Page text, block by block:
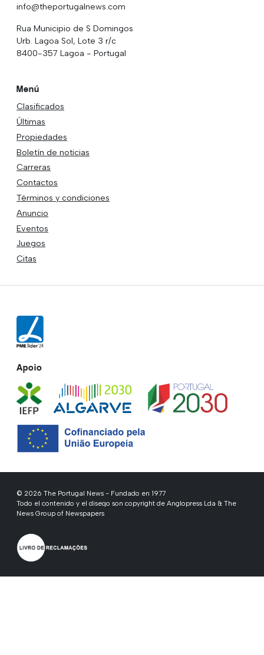
info@theportugalnews.com
Rua Municipio de S Domingos
Urb. Lagoa Sol, Lote 3 r/c
8400-357 Lagoa - Portugal
Menú
Clasificados
Últimas
Propiedades
Boletín de noticias
Carreras
Contactos
Términos y condiciones
Anuncio
Eventos
Juegos
Citas
Apoio
© 2026 The Portugal News - Fundado en 1977
Todo el contenido y el diseqo son copyright de Anglopress Lda & The
News Group of Newspapers